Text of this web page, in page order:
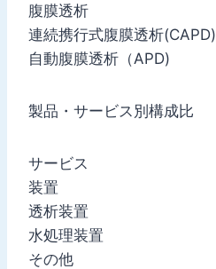
腹膜透析
連続携行式腹膜透析(CAPD)
自動腹膜透析（APD)
製品・サービス別構成比
サービス
装置
透析装置
水処理装置
その他